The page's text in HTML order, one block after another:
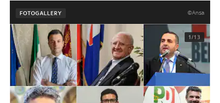
FOTOGALLERY ©Ansa
1/13